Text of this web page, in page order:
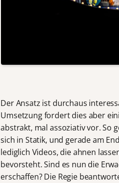
Der Ansatz ist durchaus
Umsetzung fordert dies aber
abstrakt, mal assoziativ vor. So
sich in Statik, und gerade am
lediglich Videos, die ahnen
bevorsteht. Sind es nun die
erschaffen? Die Regie